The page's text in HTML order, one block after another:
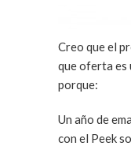
Creo que el
que oferta es
porque:
Un año de
con el Peek